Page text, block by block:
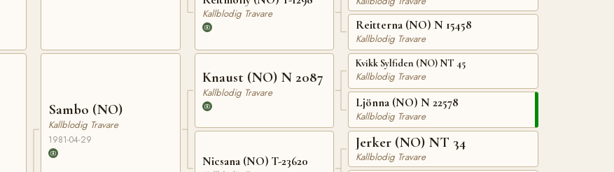
Sambo (NO)
Kallblodig Travare
1981-04-29
Kallblodig Travare
Knaust (NO) N 2087
Kallblodig Travare
Nicsana (NO) T-23620
Reitterna (NO) N 15458
Kallblodig Travare
Kvikk Sylfiden (NO) NT 45
Kallblodig Travare
Ljönna (NO) N 22578
Kallblodig Travare
Jerker (NO) NT 34
Kallblodig Travare